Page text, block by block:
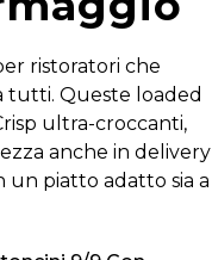
ristoratori che
tutti. Queste loaded
ultra-croccanti,
anche in delivery
un piatto adatto sia a